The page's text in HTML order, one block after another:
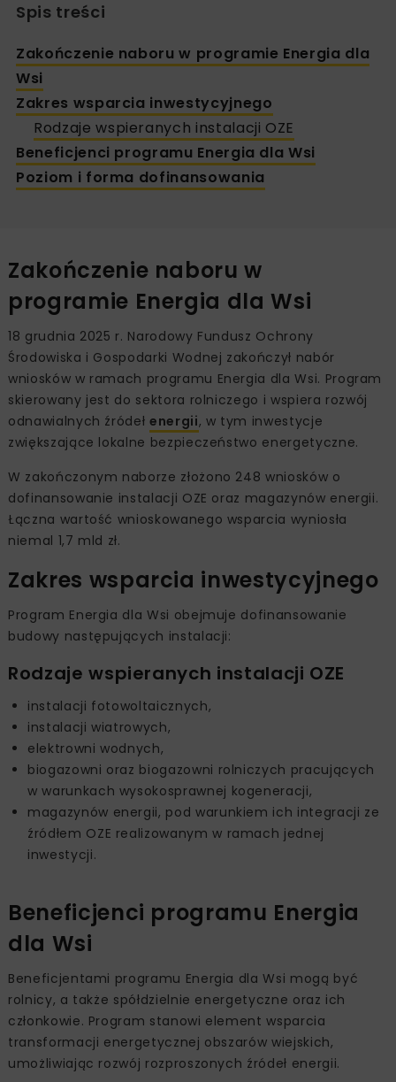
Spis treści
Zakończenie naboru w programie Energia dla
Wsi
Zakres wsparcia inwestycyjnego
Rodzaje wspieranych instalacji OZE
Beneficjenci programu Energia dla Wsi
Poziom i forma dofinansowania
Zakończenie naboru w
programie Energia dla Wsi
18 grudnia 2025 r. Narodowy Fundusz Ochrony
Środowiska i Gospodarki Wodnej zakończył nabór
wniosków w ramach programu Energia dla Wsi. Program
skierowany jest do sektora rolniczego i wspiera rozwój
odnawialnych źródeł energii, w tym inwestycje
zwiększające lokalne bezpieczeństwo energetyczne.
W zakończonym naborze złożono 248 wniosków o
dofinansowanie instalacji OZE oraz magazynów energii.
Łączna wartość wnioskowanego wsparcia wyniosła
niemal 1,7 mld zł.
Zakres wsparcia inwestycyjnego
Program Energia dla Wsi obejmuje dofinansowanie
budowy następujących instalacji:
Rodzaje wspieranych instalacji OZE
instalacji fotowoltaicznych,
instalacji wiatrowych,
elektrowni wodnych,
biogazowni oraz biogazowni rolniczych pracujących
w warunkach wysokosprawnej kogeneracji,
magazynów energii, pod warunkiem ich integracji ze
źródłem OZE realizowanym w ramach jednej
inwestycji.
Beneficjenci programu Energia
dla Wsi
Beneficjentami programu Energia dla Wsi mogą być
rolnicy, a także spółdzielnie energetyczne oraz ich
członkowie. Program stanowi element wsparcia
transformacji energetycznej obszarów wiejskich,
umożliwiając rozwój rozproszonych źródeł energii.